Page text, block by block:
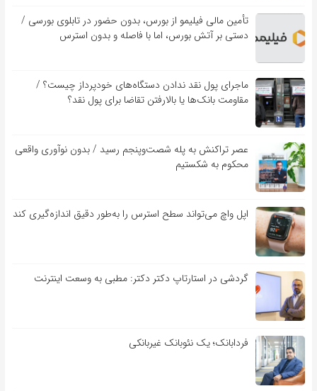
تأمین مالی فیلیمو از بورس، بدون حضور در تابلوی بورسی /
دستی بر آتش بورس، اما با فاصله و بدون استرس
ماجرای پول نقد ندادن دستگاه‌های خودپرداز چیست؟ /
مقاومت بانک‌ها یا بالارفتن تقاضا برای پول نقد؟
عصر تراکنش به پله شصت‌وپنجم رسید / بدون نوآوری واقعی
محکوم به شکستیم
اپل واچ می‌تواند سطح استرس را به‌طور دقیق اندازه‌گیری کند
گردشی در استارتاپ دکتر دکتر: مطبی به وسعت اینترنت
فردابانک؛ یک نئوبانک غیربانکی